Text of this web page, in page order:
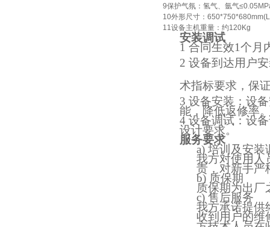
9保护气氛：氢气、氩气
10外形尺寸：
11设备主机重量：约120Kg
安装调试
1 合同生效1个月
2 设备到达用户
术指标要求，保
3 设备安装：设
能，降低返修率
4 设备调试：设
设计要求。
服务要求
a) 培训及安装
我方对使用人
责，对新手严
b) 质保期
质保期为出厂
c) 售后服务
我方承诺提供
收到用户的维